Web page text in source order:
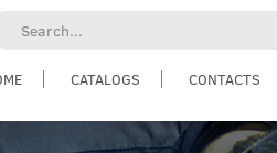
Search...
CATALOGS CONTACTS